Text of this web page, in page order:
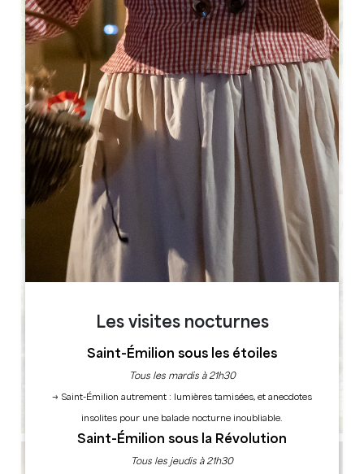
Les visites nocturnes
Saint-Émilion sous les étoiles
Tous les mardis à 21h30
→ Saint-Émilion autrement : lumières tamisées, et anecdotes
insolites pour une balade nocturne inoubliable.
Saint-Émilion sous la Révolution
Tous les jeudis à 21h30